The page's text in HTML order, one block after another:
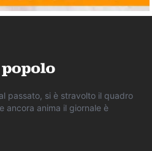
passato, si è stravolto il quadro
ancora anima il giornale è